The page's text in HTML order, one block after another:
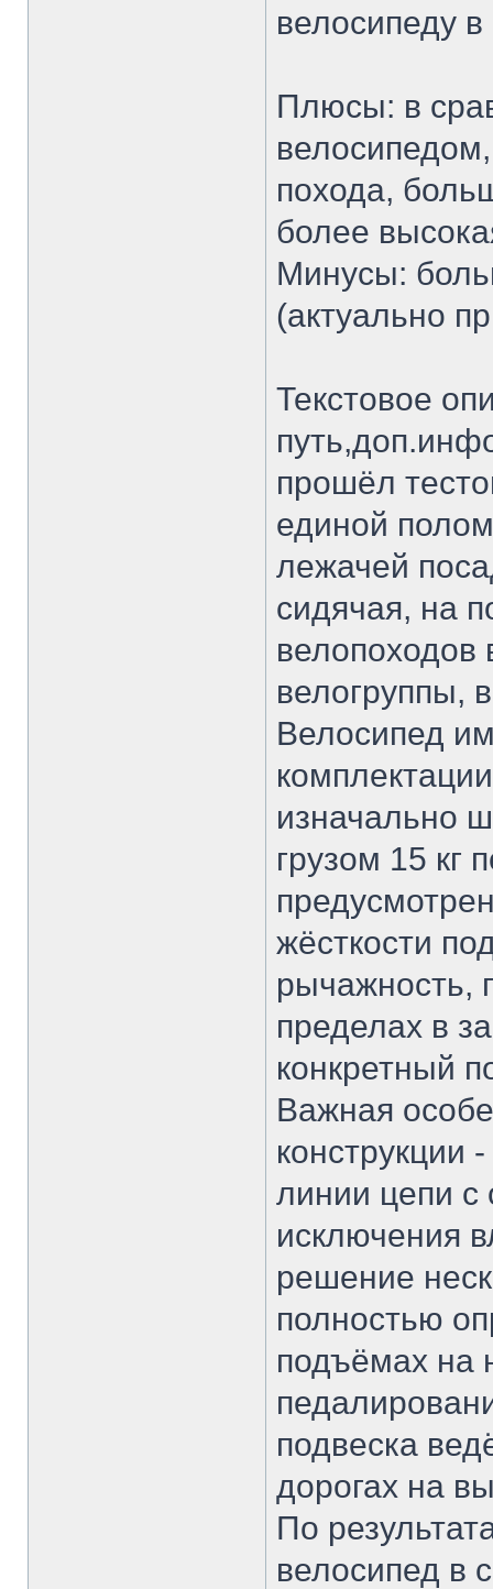
велосипеду
Плюсы: в
похода,
более
Минусы:
(актуально
Текстовое
прошёл
единой
лежачей
сидячая, на
велопоходов
велогруппы,
Велосипед
изначально
грузом 15 кг
жёсткости
рычажность,
пределах в
конкретный
Важная
конструкции
линии цепи с
исключения
решение
полностью
подъёмах на
подвеска
дорогах на
По
велосипед в